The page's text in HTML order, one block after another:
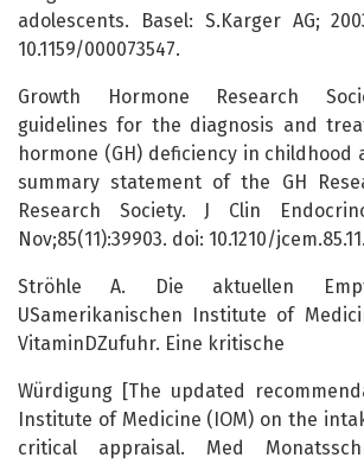
adolescents. Basel: S.Karger AG;
10.1159/000073547.
Growth Hormone Research
guidelines for the diagnosis and
hormone (GH) deficiency in childhood
summary statement of the GH
Research Society. J Clin
Nov;85(11):39903. doi: 10.1210/
Ströhle A. Die aktuellen
USamerikanischen Institute of
VitaminDZufuhr. Eine kritische
Würdigung [The updated
Institute of Medicine (IOM) on the
critical appraisal. Med